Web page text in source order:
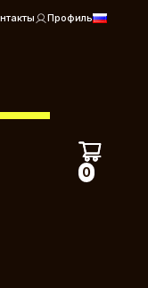
Профиль
0